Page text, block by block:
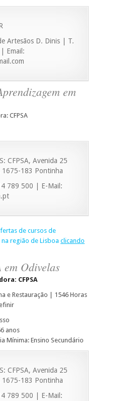
Artesãos D. Dinis | T.
Email:
em
CFPSA
CFPSA, Avenida 25
1675-183 Pontinha
789 500 | E-Mail:
de cursos de
região de Lisboa clicando
em Odivelas
CFPSA
e Restauração | 1546 Horas
anos
Mínima: Ensino Secundário
CFPSA, Avenida 25
1675-183 Pontinha
789 500 | E-Mail: